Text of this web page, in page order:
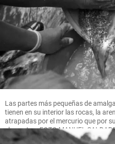
Las partes más pequeñas de
tienen en su interior las rocas, la
atrapadas por el mercurio que por
elementos. FOTO MANUEL